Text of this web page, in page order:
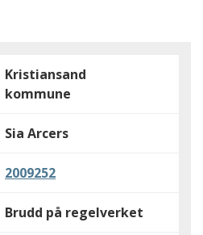
Kristiansand
kommune
Sia Arcers
2009252
Brudd på regelverket